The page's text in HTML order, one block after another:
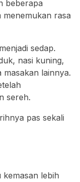
beberapa
rasa
sedap.
nasi kuning,
lainnya.
sereh.
pas sekali
lebih